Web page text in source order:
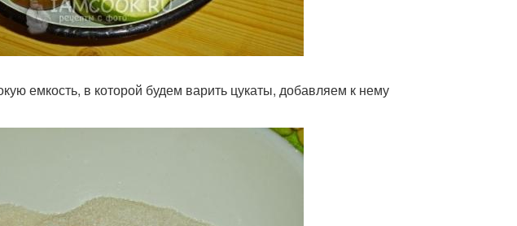
емкость, в которой будем варить цукаты, добавляем к нему